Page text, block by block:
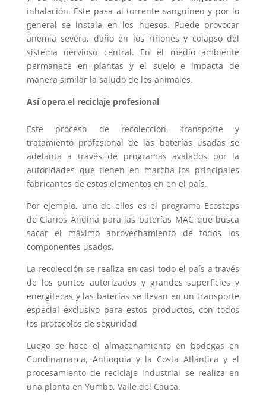
inhalación. Este pasa al torrente sanguíneo y por lo
general se instala en los huesos. Puede provocar
anemia severa, daño en los riñones y colapso del
sistema nervioso central. En el medio ambiente
permanece en plantas y el suelo e impacta de
manera similar la saludo de los animales.
Así opera el reciclaje profesional
Este proceso de recolección, transporte y
tratamiento profesional de las baterías usadas se
adelanta a través de programas avalados por la
autoridades que tienen en marcha los principales
fabricantes de estos elementos en en el país.
Por ejemplo, uno de ellos es el programa Ecosteps
de Clarios Andina para las baterías MAC que busca
sacar el máximo aprovechamiento de todos los
componentes usados.
La recolección se realiza en casi todo el país a través
de los puntos autorizados y grandes superficies y
energitecas y las baterías se llevan en un transporte
especial exclusivo para estos productos, con todos
los protocolos de seguridad
Luego se hace el almacenamiento en bodegas en
Cundinamarca, Antioquia y la Costa Atlántica y el
procesamiento de reciclaje industrial se realiza en
una planta en Yumbo, Valle del Cauca.